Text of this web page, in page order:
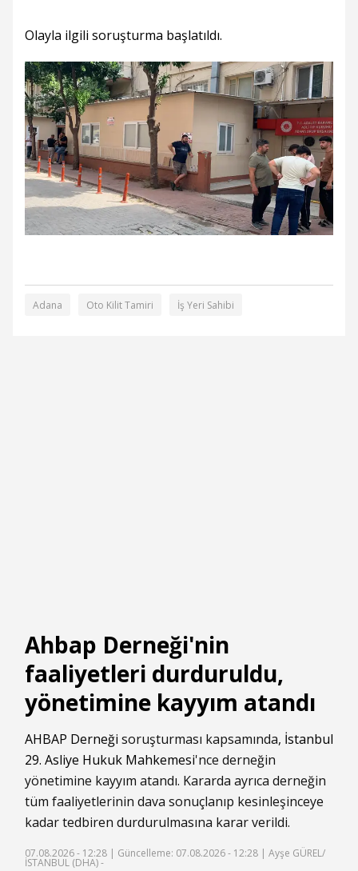
Olayla ilgili soruşturma başlatıldı.
Adana Oto Kilit Tamiri İş Yeri Sahibi
Ahbap Derneği'nin
faaliyetleri durduruldu,
yönetimine kayyım atandı
AHBAP Derneği soruşturması kapsamında, İstanbul
29. Asliye Hukuk Mahkemesi'nce derneğin
yönetimine kayyım atandı. Kararda ayrıca derneğin
tüm faaliyetlerinin dava sonuçlanıp kesinleşinceye
kadar tedbiren durdurulmasına karar verildi.
07.08.2026 - 12:28 | Güncelleme: 07.08.2026 - 12:28 | Ayşe GÜREL/
İSTANBUL (DHA) -